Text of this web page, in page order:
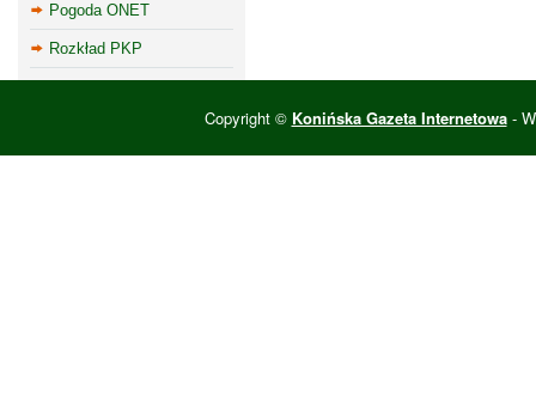
Pogoda ONET
Rozkład PKP
Copyright © Konińska Gazeta Internetowa-